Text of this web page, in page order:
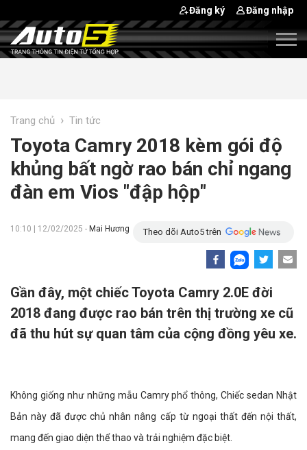
Đăng ký Đăng nhập
Trang chủ › Tin tức
Toyota Camry 2018 kèm gói độ
khủng bất ngờ rao bán chỉ ngang
đàn em Vios "đập hộp"
10:10 | 12/02/2025 - Mai Hương Theo dõi Auto5 trên
Gần đây, một chiếc Toyota Camry 2.0E đời
2018 đang được rao bán trên thị trường xe cũ
đã thu hút sự quan tâm của cộng đồng yêu xe.
Không giống như những mẫu Camry phổ thông, Chiếc sedan Nhật
Bản này đã được chủ nhân nâng cấp từ ngoại thất đến nội thất,
mang đến giao diện thể thao và trải nghiệm đặc biệt.